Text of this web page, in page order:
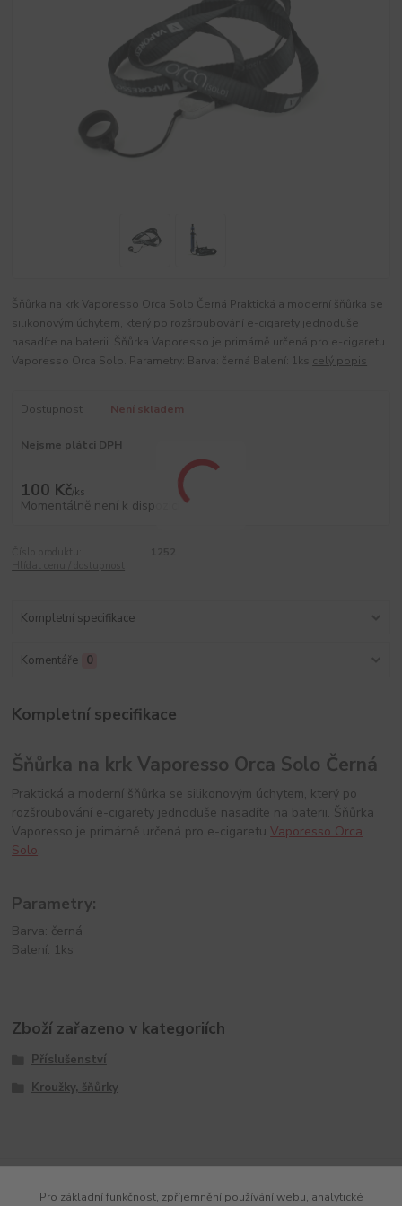
Šňůrka na krk Vaporesso Orca Solo Černá Praktická a moderní šňůrka se
silikonovým úchytem, který po rozšroubování e-cigarety jednoduše
nasadíte na baterii. Šňůrka Vaporesso je primárně určená pro e-cigaretu
Vaporesso Orca Solo. Parametry: Barva: černá Balení: 1ks celý popis
Dostupnost Není skladem
Nejsme plátci DPH
100 Kč/ks
Momentálně není k dispozici
Kompletní specifikace
Komentáře 0
Kompletní specifikace
Šňůrka na krk Vaporesso Orca Solo Černá
Praktická a moderní šňůrka se silikonovým úchytem, který po
rozšroubování e-cigarety jednoduše nasadíte na baterii. Šňůrka
Vaporesso je primárně určená pro e-cigaretuVaporesso Orca
Solo.
Parametry:
Barva: černá
Balení: 1ks
Zboží zařazeno v kategoriích
Příslušenství
Kroužky, šňůrky
Pro základní funkčnost, zpříjemnění používání webu, analytické